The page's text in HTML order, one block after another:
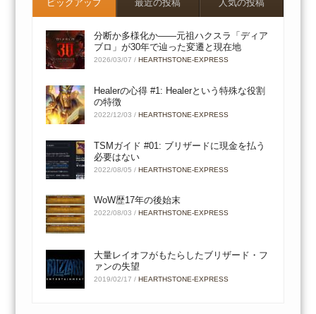
ピックアップ 最近の投稿 人気の投稿
分断か多様化か――元祖ハクスラ「ディア
ブロ」が30年で辿った変遷と現在地
2026/03/07 /HEARTHSTONE-EXPRESS
Healerの心得 #1: Healerという特殊な役割
の特徴
2022/12/03 /HEARTHSTONE-EXPRESS
TSMガイド #01: ブリザードに現金を払う
必要はない
2022/08/05 /HEARTHSTONE-EXPRESS
WoW歴17年の後始末
2022/08/03 /HEARTHSTONE-EXPRESS
大量レイオフがもたらしたブリザード・フ
ァンの失望
2019/02/17 /HEARTHSTONE-EXPRESS